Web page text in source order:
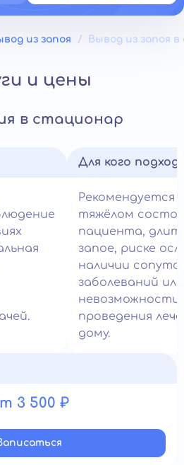
из запоя Вывод из запоя
и цены
в стационар
Для кого
Рекомендуется
тяжёлом
пациента,
запое, риске
наличии
заболеваний или
невозможности
проведения
дому.
3 500 ₽